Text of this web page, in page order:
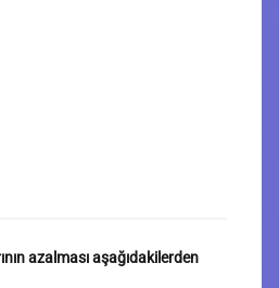
azalması aşağıdakilerden